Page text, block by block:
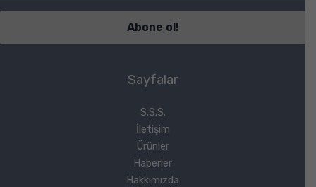
Sayfalar
S.S.S.
İletişim
Ürünler
Haberler
Hakkımızda